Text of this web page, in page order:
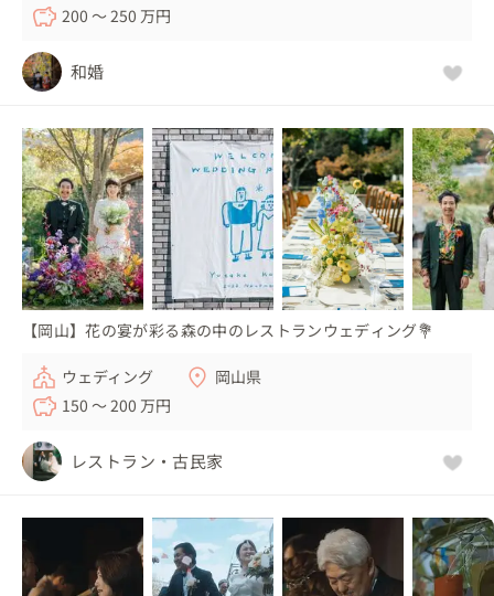
200 〜 250 万円
和婚
【岡山】花の宴が彩る森の中のレストランウェディング💐
ウェディング
岡山県
150 〜 200 万円
レストラン・古民家